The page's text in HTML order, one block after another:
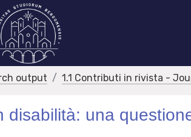
output 1.1 Contributi in rivista -
disabilità: una